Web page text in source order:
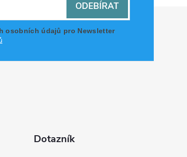
osobních údajů pro Newsletter
ODEBÍRAT
Dotazník